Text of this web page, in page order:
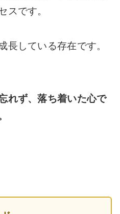
スです。
長している存在です。
れず、落ち着いた心で